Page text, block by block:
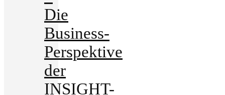
Die
Business-
Perspektive
der
INSIGHT-